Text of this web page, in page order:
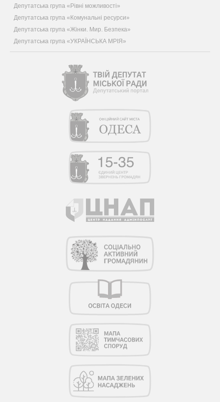
Депутатська група «Рівні можливості»
Депутатська група «Комунальні ресурси»
Депутатська група «Жінки. Мир. Безпека»
Депутатська група «УКРАЇНСЬКА МРІЯ»